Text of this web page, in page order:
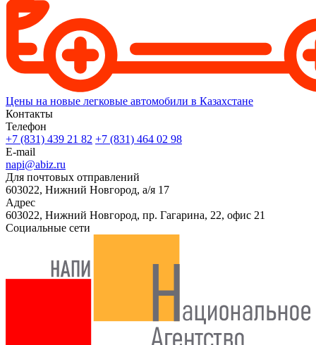
Цены на новые легковые автомобили в Казахстане
Контакты
Телефон
+7 (831) 439 21 82 +7 (831) 464 02 98
E-mail
napi@abiz.ru
Для почтовых отправлений
603022, Нижний Новгород, а/я 17
Адрес
603022, Нижний Новгород, пр. Гагарина, 22, офис 21
Социальные сети